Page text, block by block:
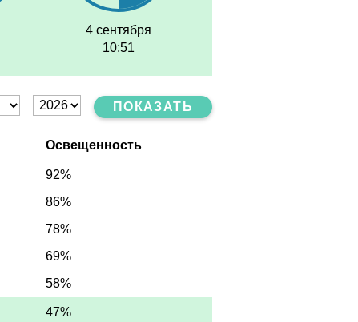
4 сентября
10:51
ПОКАЗАТЬ
Освещенность
92%
86%
78%
69%
58%
47%